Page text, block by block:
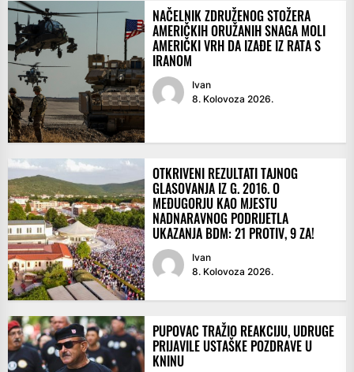
NAČELNIK ZDRUŽENOG STOŽERA
AMERIČKIH ORUŽANIH SNAGA MOLI
AMERIČKI VRH DA IZAĐE IZ RATA S
IRANOM
Ivan
8. Kolovoza 2026.
OTKRIVENI REZULTATI TAJNOG
GLASOVANJA IZ G. 2016. O
MEĐUGORJU KAO MJESTU
NADNARAVNOG PODRIJETLA
UKAZANJA BDM: 21 PROTIV, 9 ZA!
Ivan
8. Kolovoza 2026.
PUPOVAC TRAŽIO REAKCIJU, UDRUGE
PRIJAVILE USTAŠKE POZDRAVE U
KNINU